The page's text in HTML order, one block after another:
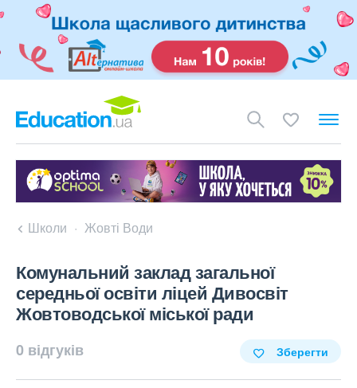
Школи Жовті Води
Комунальний заклад загальної
середньої освіти ліцей Дивосвіт
Жовтоводської міської ради
0 відгуків Зберегти